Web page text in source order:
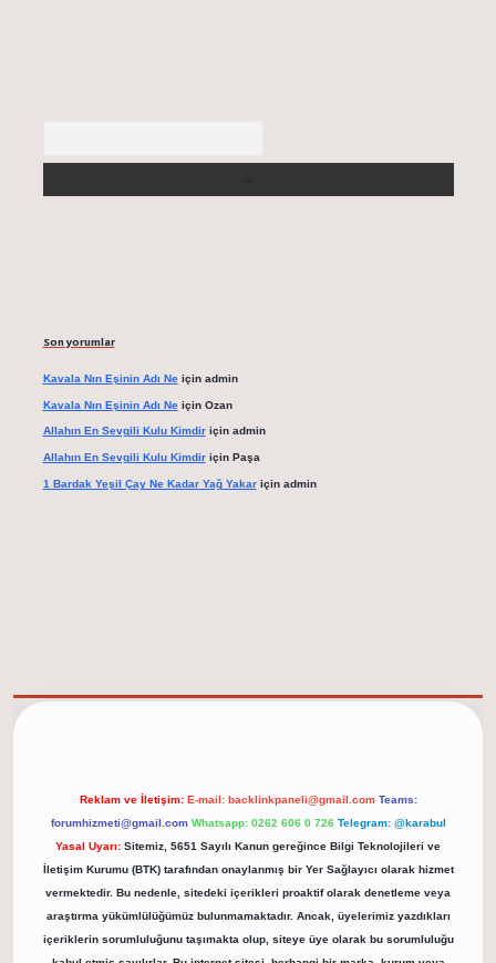
Son yorumlar
Kavala Nın Eşinin Adı Neiçin admin
Kavala Nın Eşinin Adı Neiçin Ozan
Allahın En Sevgili Kulu Kimdiriçin admin
Allahın En Sevgili Kulu Kimdiriçin Paşa
1 Bardak Yeşil Çay Ne Kadar Yağ Yakariçin admin
Reklam ve İletişim: E-mail: backlinkpaneli@gmail.com Teams:
forumhizmeti@gmail.com Whatsapp: 0262 606 0 726 Telegram: @karabul
Yasal Uyarı: Sitemiz, 5651 Sayılı Kanun gereğince Bilgi Teknolojileri ve
İletişim Kurumu (BTK) tarafından onaylanmış bir Yer Sağlayıcı olarak hizmet
vermektedir. Bu nedenle, sitedeki içerikleri proaktif olarak denetleme veya
araştırma yükümlülüğümüz bulunmamaktadır. Ancak, üyelerimiz yazdıkları
içeriklerin sorumluluğunu taşımakta olup, siteye üye olarak bu sorumluluğu